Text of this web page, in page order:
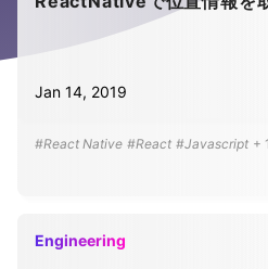
Jan 14, 2019
#React Native #React #Javascript + 1
Engineering